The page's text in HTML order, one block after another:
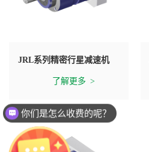
JRL系列精密行星减速机
了解更多
你们是怎么收费的呢？
现在有优惠活动么？